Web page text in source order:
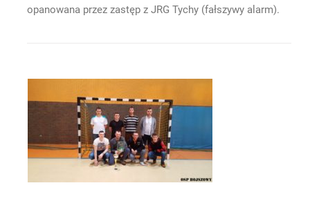
opanowana przez zastęp z JRG Tychy (fałszywy alarm).